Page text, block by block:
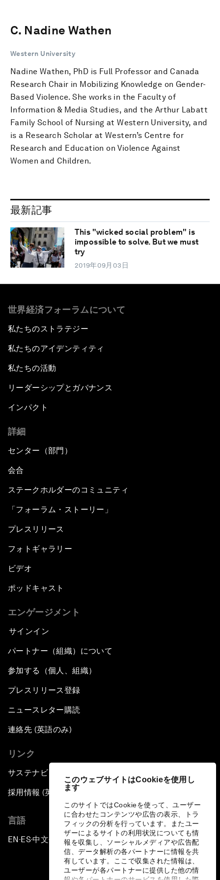
このウェブサイトはCookieを使用し
ます
このサイトではCookieを使って、ユーザー
に合わせたコンテンツや広告の表示、トラ
フィックの分析を行っています。またユー
ザーによるサイトの利用状況についても情
報を収集し、ソーシャルメディアや広告配
信、データ解析の各パートナーに情報を共
有しています。ここで収集された情報は、
ユーザーが各パートナーに提供した他の情
C. Nadine Wathen
Western University
Nadine Wathen, PhD is Full Professor and Canada
Research Chair in Mobilizing Knowledge on Gender-
Based Violence. She works in the Faculty of
Information & Media Studies, and the Arthur Labatt
Family School of Nursing at Western University, and
is a Research Scholar at Western’s Centre for
Research and Education on Violence Against
Women and Children.
最新記事
This "wicked social problem" is
impossible to solve. But we must
try
2019年09月03日
世界経済フォーラムについて
私たちのストラテジー
私たちのアイデンティティ
私たちの活動
リーダーシップとガバナンス
インパクト
詳細
センター（部門）
会合
ステークホルダーのコミュニティ
「フォーラム・ストーリー」
プレスリリース
フォトギャラリー
ビデオ
ポッドキャスト
エンゲージメント
サインイン
パートナー（組織）について
参加する（個人、組織）
プレスリリース登録
ニュースレター購読
連絡先 (英語のみ)
リンク
サステナビリティへの取り組み
採用情報 (英語のみ)
言語
EN ▪ ES▪中文▪ 日本語